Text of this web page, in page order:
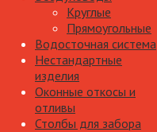
Круглые
Прямоугольные
Водосточная система
Нестандартные
изделия
Оконные откосы и
отливы
Столбы для забора